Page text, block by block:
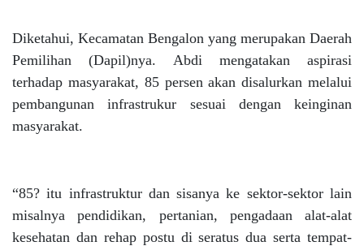
Diketahui, Kecamatan Bengalon yang merupakan Daerah
Pemilihan (Dapil)nya. Abdi mengatakan aspirasi
terhadap masyarakat, 85 persen akan disalurkan melalui
pembangunan infrastrukur sesuai dengan keinginan
masyarakat.
“85? itu infrastruktur dan sisanya ke sektor-sektor lain
misalnya pendidikan, pertanian, pengadaan alat-alat
kesehatan dan rehap postu di seratus dua serta tempat-